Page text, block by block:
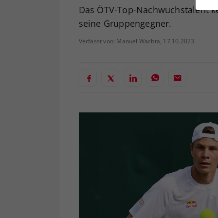
Das ÖTV-Top-Nachwuchstalent
seine Gruppengegner.
Verfasst von: Manuel Wachta, 17.10.2023